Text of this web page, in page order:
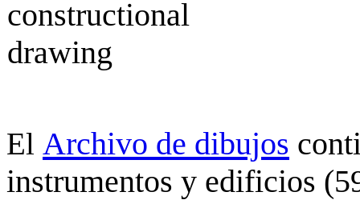
El Archivo de dibujos
instrumentos y edificios